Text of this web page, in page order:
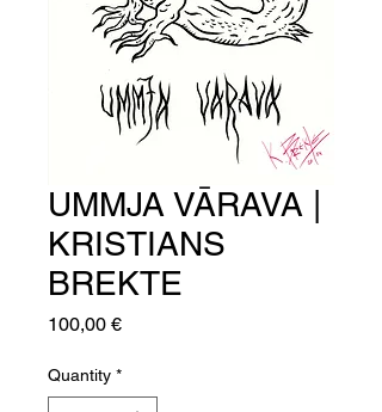
UMMJA VĀRAVA |
KRISTIANS
BREKTE
100,00 €Price
Quantity *